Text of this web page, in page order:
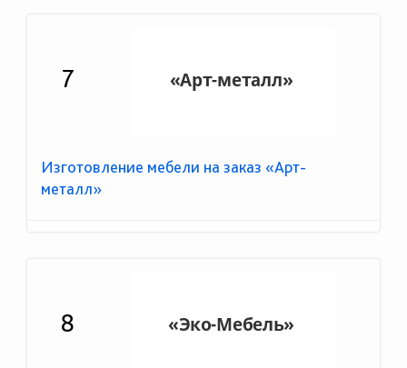
7
Изготовление мебели на заказ «Арт-
металл»
8